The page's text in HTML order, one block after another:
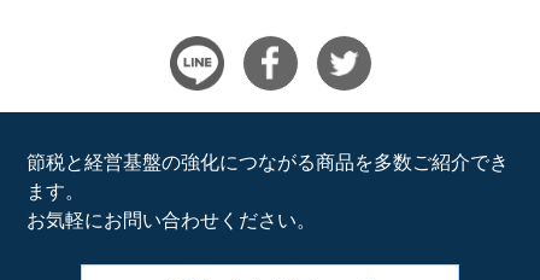
節税と経営基盤の強化につながる商品を多数ご紹介でき
ます。
お気軽にお問い合わせください。